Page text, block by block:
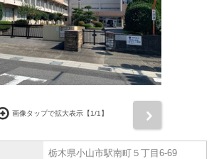
画像タップで拡大表示【1/1】
栃木県小山市駅南町５丁目6-69